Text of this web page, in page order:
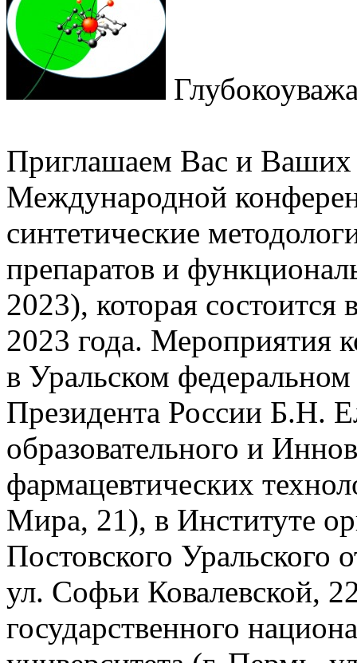
Приглашаем Вас и Ваших
Международной
синтетические
препаратов и
2023), которая состоится
2023 года. Мероприятия
в Уральском
Президента России Б.Н.
образовательного и
фармацевтических
Мира, 21), в Институте
Постовского Уральского
ул. Софьи Ковалевской,
государственного